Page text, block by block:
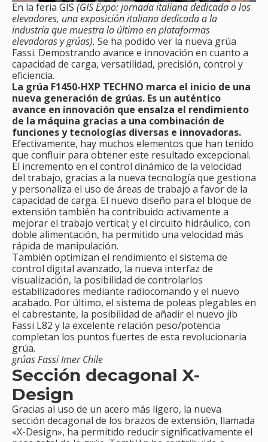
En la feria GIS (GIS Expo: jornada italiana dedicada a los
elevadores, una exposición italiana dedicada a la
industria que muestra lo último en plataformas
elevadoras y grúas). Se ha podido ver la nueva grúa
Fassi. Demostrando avance e innovación en cuanto a
capacidad de carga, versatilidad, precisión, control y
eficiencia.
La grúa F1450-HXP TECHNO marca el inicio de una
nueva generación de grúas. Es un auténtico
avance en innovación que ensalza el rendimiento
de la máquina gracias a una combinación de
funciones y tecnologías diversas e innovadoras.
Efectivamente, hay muchos elementos que han tenido
que confluir para obtener este resultado excepcional.
El incremento en el control dinámico de la velocidad
del trabajo, gracias a la nueva tecnología que gestiona
y personaliza el uso de áreas de trabajo a favor de la
capacidad de carga. El nuevo diseño para el bloque de
extensión también ha contribuido activamente a
mejorar el trabajo vertical; y el circuito hidráulico, con
doble alimentación, ha permitido una velocidad más
rápida de manipulación.
También optimizan el rendimiento el sistema de
control digital avanzado, la nueva interfaz de
visualización, la posibilidad de controlarlos
estabilizadores mediante radiocomando y el nuevo
acabado. Por último, el sistema de poleas plegables en
el cabrestante, la posibilidad de añadir el nuevo jib
Fassi L82 y la excelente relación peso/potencia
completan los puntos fuertes de esta revolucionaria
grúa.
grúas Fassi Imer Chile
Sección decagonal X-
Design
Gracias al uso de un acero más ligero, la nueva
sección decagonal de los brazos de extensión, llamada
«X-Design», ha permitido reducir significativamente el